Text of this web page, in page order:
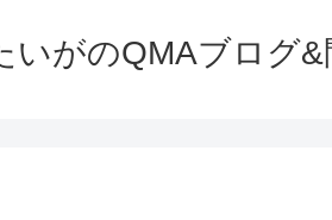
いがのQMAブログ&